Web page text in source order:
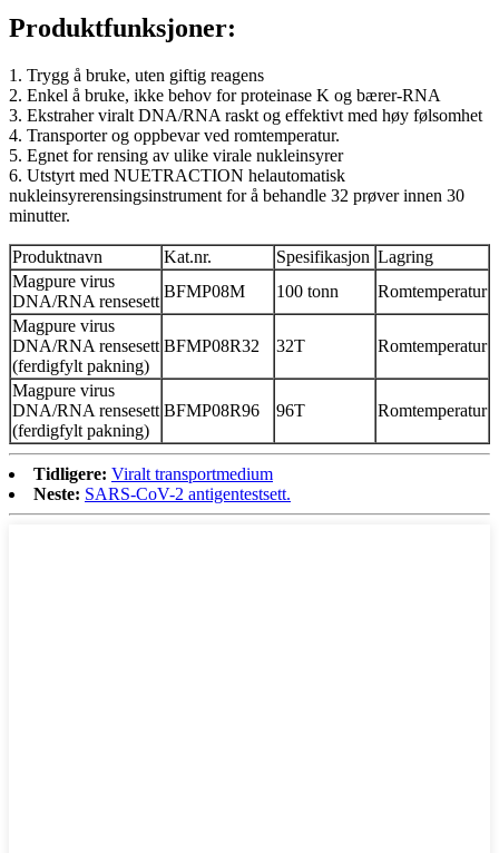
Produktfunksjoner:
1. Trygg å bruke, uten giftig reagens
2. Enkel å bruke, ikke behov for proteinase K og bærer-RNA
3. Ekstraher viralt DNA/RNA raskt og effektivt med høy følsomhet
4. Transporter og oppbevar ved romtemperatur.
5. Egnet for rensing av ulike virale nukleinsyrer
6. Utstyrt med NUETRACTION helautomatisk
nukleinsyrerensingsinstrument for å behandle 32 prøver innen 30
minutter.
Produktnavn Kat.nr. Spesifikasjon Lagring
Magpure virus
DNA/RNA rensesett
BFMP08M 100 tonn
Romtemperatur
Magpure virus
DNA/RNA rensesett
(ferdigfylt pakning)
BFMP08R32 32T Romtemperatur
Magpure virus
DNA/RNA rensesett
(ferdigfylt pakning)
BFMP08R96 96T Romtemperatur
Tidligere: Viralt transportmedium
Neste: SARS-CoV-2 antigentestsett.